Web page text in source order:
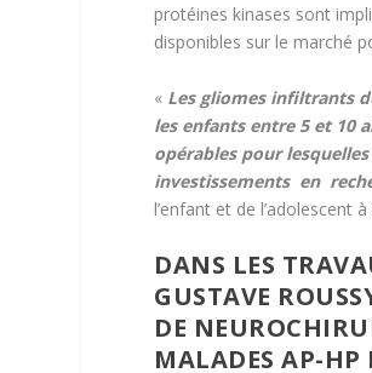
protéines kinases sont
disponibles sur le marché
« Les gliomes infiltrants
les enfants entre 5 et 10
opérables pour
investissements en
l’enfant et de l’adolescent
DANS LES
GUSTAVE
DE
MALADES AP-